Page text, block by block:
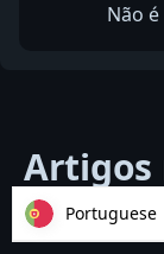
Não
Artigos
Portuguese